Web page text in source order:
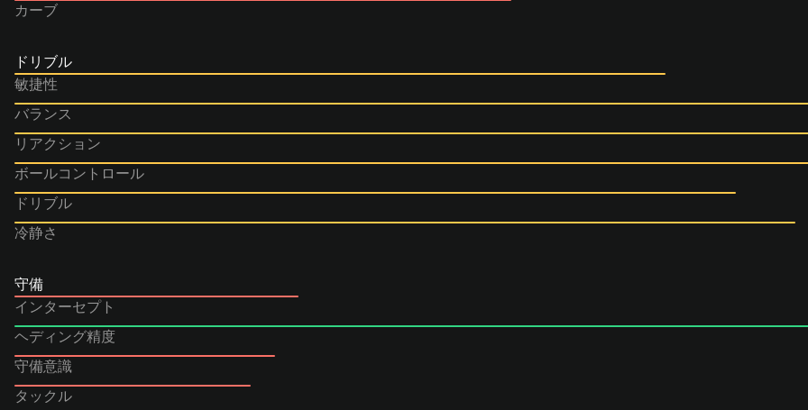
カーブ
ドリブル
敏捷性
バランス
リアクション
ボールコントロール
ドリブル
冷静さ
守備
インターセプト
ヘディング精度
守備意識
タックル